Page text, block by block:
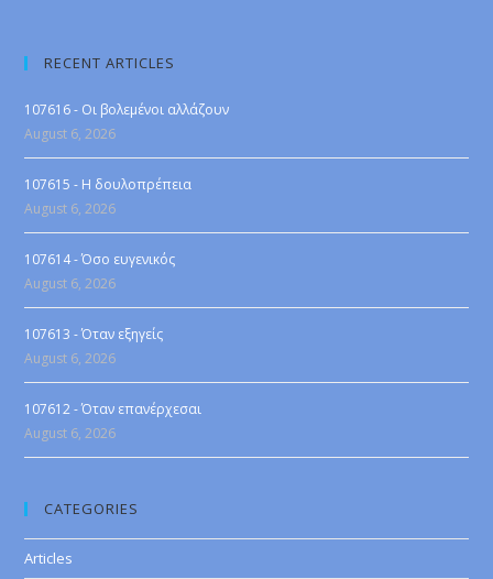
RECENT ARTICLES
107616 - Οι βολεμένοι αλλάζουν
August 6, 2026
107615 - Η δουλοπρέπεια
August 6, 2026
107614 - Όσο ευγενικός
August 6, 2026
107613 - Όταν εξηγείς
August 6, 2026
107612 - Όταν επανέρχεσαι
August 6, 2026
CATEGORIES
Articles